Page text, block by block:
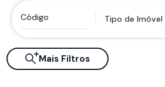
Tipo de Imóvel
Mais Filtros